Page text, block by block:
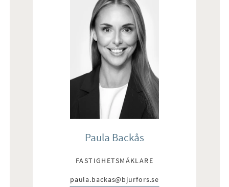
Paula Backås
FASTIGHETSMÄKLARE
E-post:
paula.backas@bjurfors.se